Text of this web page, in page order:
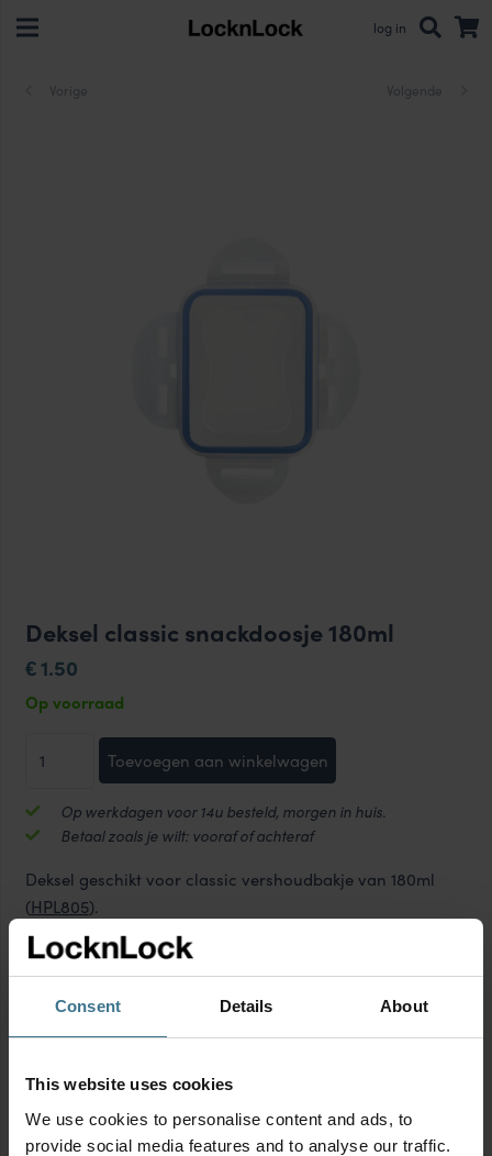
Consent Details About
This website uses cookies
We use cookies to personalise content and ads, to
provide social media features and to analyse our traffic.
log in
Vorige Volgende
Deksel classic snackdoosje 180ml
€1.50
Op voorraad
classic
snackdoosje
180ml
Toevoegen aan winkelwagen
Op werkdagen voor 14u besteld, morgen in huis.
Betaal zoals je wilt: vooraf of achteraf
Deksel geschikt voor classic vershoudbakje van 180ml
(HPL805).
De productcode vind je onderop het bakje.
Afmetingen van de deksel: 10 x 8cm (zonder clipjes).
Al onze producten zijn BPA-vrij en PFAS-vrij
Geschikt voor magnetron, vaatwasser en
diepvries